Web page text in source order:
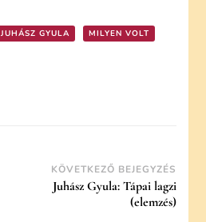
JUHÁSZ GYULA MILYEN VOLT
KÖVETKEZŐ BEJEGYZÉS
Juhász Gyula: Tápai lagzi
(elemzés)